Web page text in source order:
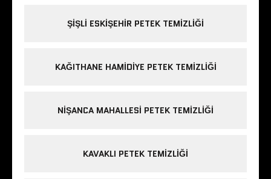
ŞIŞLI ESKIŞEHIR PETEK TEMIZLIĞI
KAĞITHANE HAMIDIYE PETEK TEMIZLIĞI
NIŞANCA MAHALLESI PETEK TEMIZLIĞI
KAVAKLI PETEK TEMIZLIĞI